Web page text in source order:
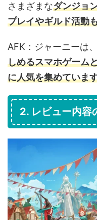
さまざまなダンジョ
プレイやギルド活動
AFK：ジャーニーは
しめるスマホゲーム
に人気を集めていま
2. レビュー内容